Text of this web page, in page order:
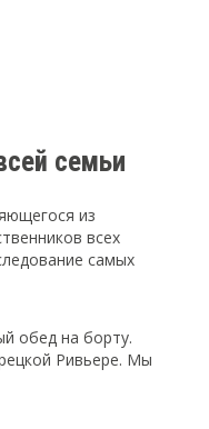
семьи
из
всех
самых
обед на борту.
Ривьере. Мы